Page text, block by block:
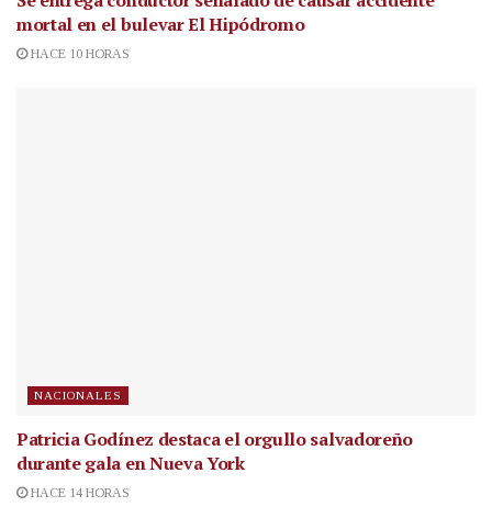
mortal en el bulevar El Hipódromo
HACE 10 HORAS
NACIONALES
Patricia Godínez destaca el orgullo salvadoreño
durante gala en Nueva York
HACE 14 HORAS